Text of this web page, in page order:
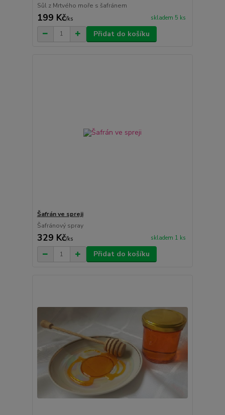
Sůl z Mrtvého moře s šafránem
199 Kč/ks skladem 5 ks
Přidat do košíku
Šafrán ve spreji
Šafránový spray
329 Kč/ks skladem 1 ks
Přidat do košíku